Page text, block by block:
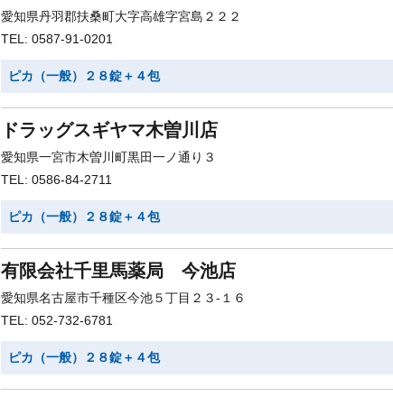
愛知県丹羽郡扶桑町大字高雄字宮島２２２
TEL: 0587-91-0201
ピカ（一般）２８錠＋４包
ドラッグスギヤマ木曽川店
愛知県一宮市木曽川町黒田一ノ通り３
TEL: 0586-84-2711
ピカ（一般）２８錠＋４包
有限会社千里馬薬局 今池店
愛知県名古屋市千種区今池５丁目２３-１６
TEL: 052-732-6781
ピカ（一般）２８錠＋４包